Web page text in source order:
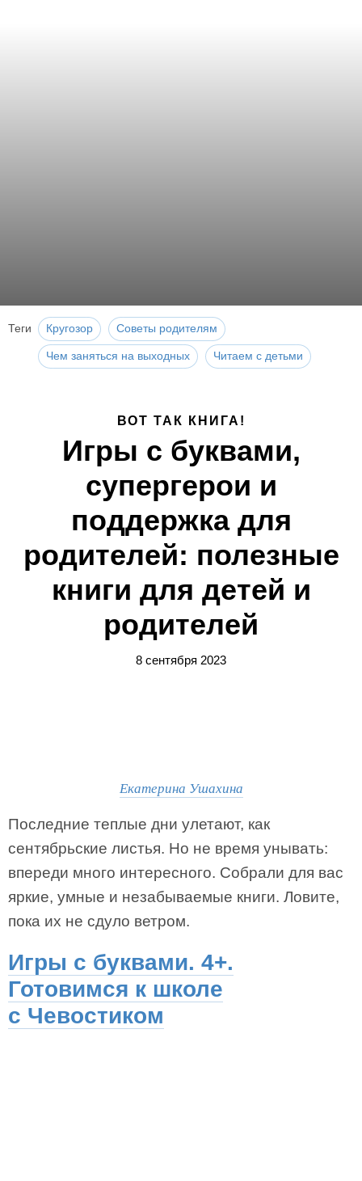
Теги Кругозор Советы родителям
Чем заняться на выходных Читаем с детьми
ВОТ ТАК КНИГА!
Игры с буквами,
супергерои и
поддержка для
родителей: полезные
книги для детей и
родителей
8 сентября 2023
Екатерина Ушахина
Последние теплые дни улетают, как
сентябрьские листья. Но не время унывать:
впереди много интересного. Собрали для вас
яркие, умные и незабываемые книги. Ловите,
пока их не сдуло ветром.
Игры с буквами. 4+.
Готовимся к школе
с Чевостиком